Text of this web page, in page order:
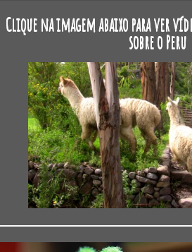
Clique na imagem abaixo para ver
sobre o Peru